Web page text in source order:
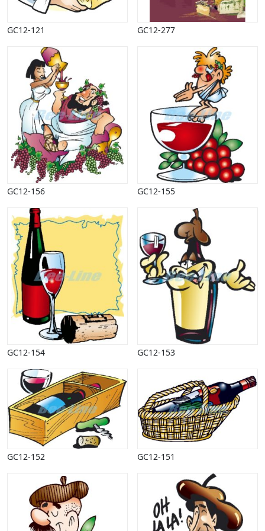
Lyd, billede
Mad, drikke
Marked, kræmmere
Mennesker
Nationalflag, verdenskort
Natur
Nytår
Påske
Penge, finans
Piktogrammer
Pinse
Politik, arbejdsmarked
Restauration, hotel
Scenarier
Skibe, både, søfart
Sommer
Spil
Sport
Spots
Stjernetegn, astrologi
Sundhed, sygdom
Trafik, færdsel
Uddannelse
Udsalg og andre begreber
Vinter
GC12-121 GC12-277
GC12-156 GC12-155
GC12-154 GC12-153
GC12-152 GC12-151